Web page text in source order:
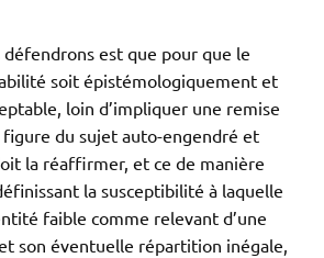
défendrons est que pour que le
soit épistémologiquement et
loin d’impliquer une remise
figure du sujet auto-engendré et
la réaffirmer, et ce de manière
la susceptibilité à laquelle
faible comme relevant d’une
son éventuelle répartition inégale,